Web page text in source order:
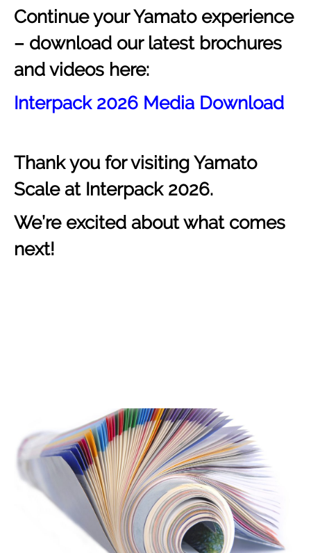
Continue your Yamato experience
– download our latest brochures
and videos here:
Interpack 2026 Media Download
Thank you for visiting Yamato
Scale at Interpack 2026.
We’re excited about what comes
next!